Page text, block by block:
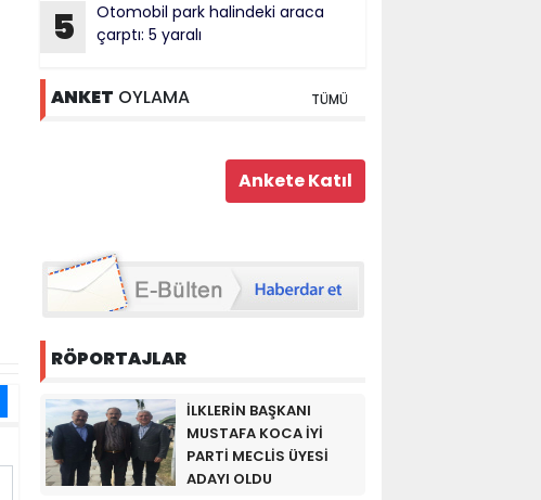
5
Otomobil park halindeki araca
çarptı: 5 yaralı
ANKET OYLAMA TÜMÜ
RÖPORTAJLAR
İLKLERİN BAŞKANI
MUSTAFA KOCA İYİ
PARTİ MECLİS ÜYESİ
ADAYI OLDU